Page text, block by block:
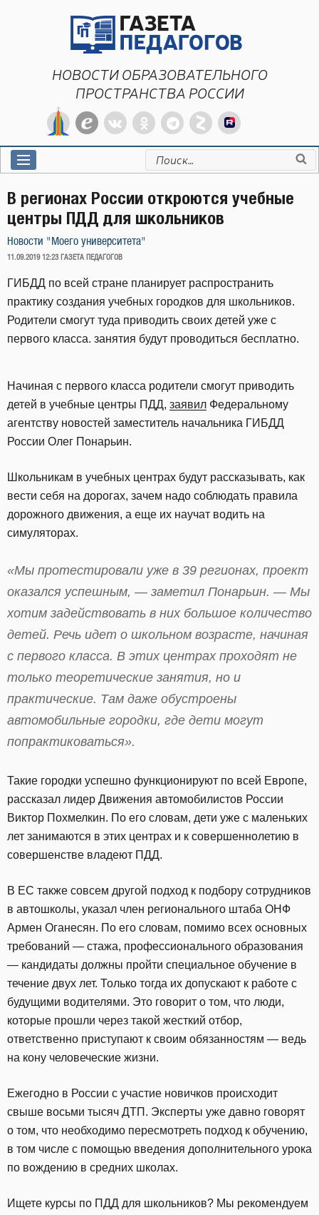
НОВОСТИ ОБРАЗОВАТЕЛЬНОГО
ПРОСТРАНСТВА РОССИИ
Искать:
В регионах России откроются учебные
центры ПДД для школьников
Новости "Моего университета"
ОПУБЛИКОВАНО
11.09.2019 12:23 ГАЗЕТА ПЕДАГОГОВ
ГИБДД по всей стране планирует распространить
практику создания учебных городков для школьников.
Родители смогут туда приводить своих детей уже с
первого класса. занятия будут проводиться бесплатно.
Начиная с первого класса родители смогут приводить
детей в учебные центры ПДД, заявил Федеральному
агентству новостей заместитель начальника ГИБДД
России Олег Понарьин.
Школьникам в учебных центрах будут рассказывать, как
вести себя на дорогах, зачем надо соблюдать правила
дорожного движения, а еще их научат водить на
симуляторах.
«Мы протестировали уже в 39 регионах, проект
оказался успешным, — заметил Понарьин. — Мы
хотим задействовать в них большое количество
детей. Речь идет о школьном возрасте, начиная
с первого класса. В этих центрах проходят не
только теоретические занятия, но и
практические. Там даже обустроены
автомобильные городки, где дети могут
попрактиковаться».
Такие городки успешно функционируют по всей Европе,
рассказал лидер Движения автомобилистов России
Виктор Похмелкин. По его словам, дети уже с маленьких
лет занимаются в этих центрах и к совершеннолетию в
совершенстве владеют ПДД.
В ЕС также совсем другой подход к подбору сотрудников
в автошколы, указал член регионального штаба ОНФ
Армен Оганесян. По его словам, помимо всех основных
требований — стажа, профессионального образования
— кандидаты должны пройти специальное обучение в
течение двух лет. Только тогда их допускают к работе с
будущими водителями. Это говорит о том, что люди,
которые прошли через такой жесткий отбор,
ответственно приступают к своим обязанностям — ведь
на кону человеческие жизни.
Ежегодно в России с участие новичков происходит
свыше восьми тысяч ДТП. Эксперты уже давно говорят
о том, что необходимо пересмотреть подход к обучению,
в том числе с помощью введения дополнительного урока
по вождению в средних школах.
Ищете курсы по ПДД для школьников? Мы рекомендуем